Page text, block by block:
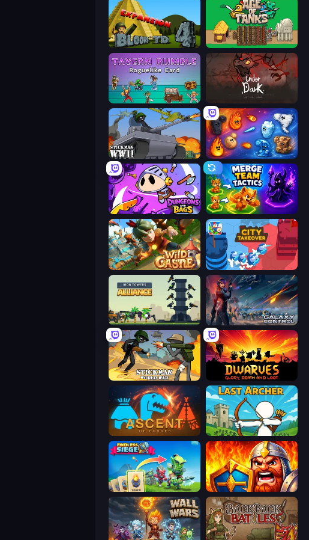
Bloons Tower Defense 4 Expansion Age of Tanks Warriors: TD War
Tavern Rumble: Roguelike Card UnderDark: Defense
Stickman WW2 Elemental Merge
Dungeons and Bags Merge Team Tactics
Wild Castle TD: Grow Empire City Takeover
Iron Towers Alliance Galaxy Control: 3D Strategy
Stickman World War
Ascent of Echoes Last Archer
Endless Siege 2 WarLink: Crown & Clash